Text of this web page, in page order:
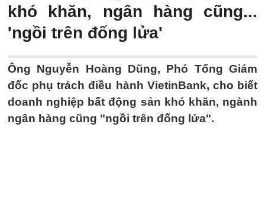
khó khăn, ngân hàng cũng...
'ngồi trên đống lửa'
Ông Nguyễn Hoàng Dũng, Phó Tổng Giám
đốc phụ trách điều hành VietinBank, cho biết
doanh nghiệp bất động sản khó khăn, ngành
ngân hàng cũng "ngồi trên đống lửa".